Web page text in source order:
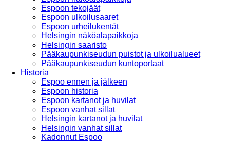
Espoon tekojäät
Espoon ulkoilusaaret
Espoon urheilukentät
Helsingin näköalapaikkoja
Helsingin saaristo
Pääkaupunkiseudun puistot ja ulkoilualueet
Pääkaupunkiseudun kuntoportaat
Historia
Espoo ennen ja jälkeen
Espoon historia
Espoon kartanot ja huvilat
Espoon vanhat sillat
Helsingin kartanot ja huvilat
Helsingin vanhat sillat
Kadonnut Espoo